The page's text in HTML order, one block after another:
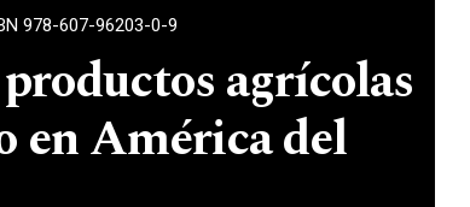
978-607-96203-0-9
agrícolas
en América del